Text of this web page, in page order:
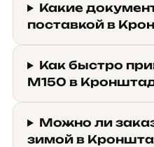
Какие
поставкой в
Как быстро
М150 в
Можно ли
зимой в